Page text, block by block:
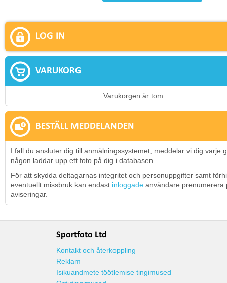
LOG IN
VARUKORG
Varukorgen är tom
BESTÄLL MEDDELANDEN
I fall du ansluter dig till anmälningssystemet, meddelar vi dig varje
någon laddar upp ett foto på dig i databasen.
För att skydda deltagarnas integritet och personuppgifter samt
eventuellt missbruk kan endast inloggade användare prenumerera
aviseringar.
Sportfoto Ltd
Kontakt och återkoppling
Reklam
Isikuandmete töötlemise tingimused